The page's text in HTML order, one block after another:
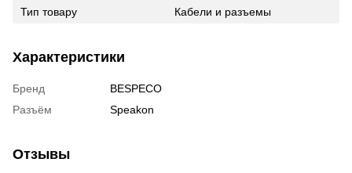
Тип товару
Кабели и разъемы
Характеристики
Бренд
BESPECO
Разъём
Speakon
Отзывы